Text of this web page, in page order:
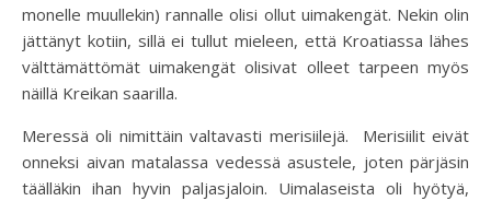
monelle muullekin) rannalle olisi ollut uimakengät. Nekin olin
jättänyt kotiin, sillä ei tullut mieleen, että Kroatiassa lähes
välttämättömät uimakengät olisivat olleet tarpeen myös
näillä Kreikan saarilla.
Meressä oli nimittäin valtavasti merisiilejä. Merisiilit eivät
onneksi aivan matalassa vedessä asustele, joten pärjäsin
täälläkin ihan hyvin paljasjaloin. Uimalaseista oli hyötyä,